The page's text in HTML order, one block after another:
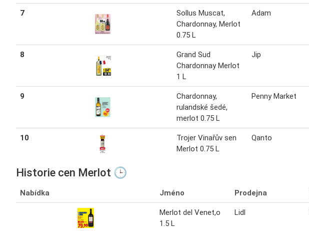
7
Sollus Muscat,
Chardonnay, Merlot
0.75 L
Adam
8
Grand Sud
Chardonnay Merlot
1 L
Jip
9
Chardonnay,
rulandské šedé,
merlot 0.75 L
Penny Market
10
Trojer Vinařův sen
Merlot 0.75 L
Qanto
Historie cen Merlot 🕒
Nabídka Jméno Prodejna
Merlot del Venet,o
1.5 L
Lidl